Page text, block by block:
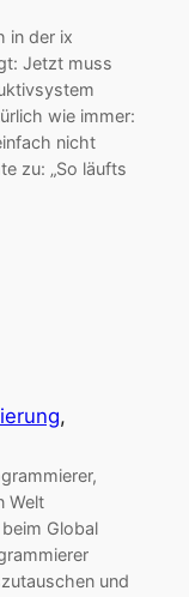
in der ix
Jetzt muss
wie immer:
nicht
zu: „So läufts
Welt
Global
und